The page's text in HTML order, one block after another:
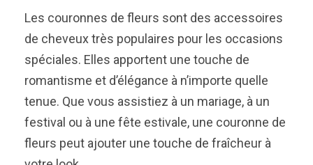
Les couronnes de fleurs sont des accessoires
de cheveux très populaires pour les occasions
spéciales. Elles apportent une touche de
romantisme et d’élégance à n’importe quelle
tenue. Que vous assistiez à un mariage, à un
festival ou à une fête estivale, une couronne de
fleurs peut ajouter une touche de fraîcheur à